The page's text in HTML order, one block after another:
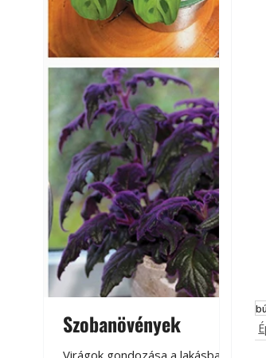
Szobanövények